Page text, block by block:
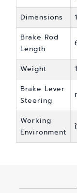
Dimensions
Brake Rod
Length
Weight
Brake Lever
Steering
Working
Environment